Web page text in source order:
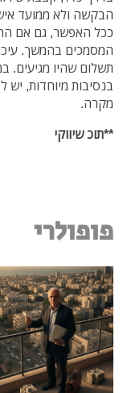
הבקשה ולא ממועד
ככל האפשר, גם אם
המסמכים בהמשך.
תשלום שהיו מגיעים.
בנסיבות מיוחדות, יש
מקרה.
**תוכ שיווקי
פופולרי